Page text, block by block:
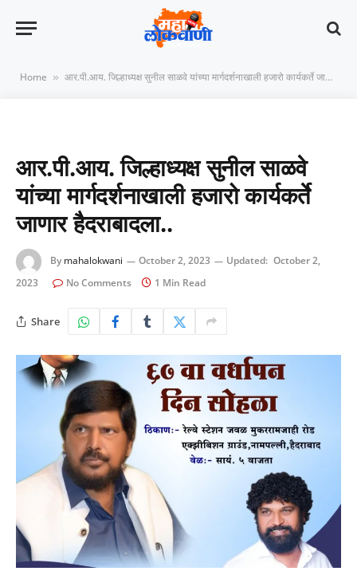
Home » आर.पी.आय. जिल्हाध्यक्ष सुनील साळवे यांच्या मार्गदर्शनाखाली हजारो कार्यकर्ते जाणार हैदराबादला..
आर.पी.आय. जिल्हाध्यक्ष सुनील साळवे
यांच्या मार्गदर्शनाखाली हजारो कार्यकर्ते
जाणार हैदराबादला..
By mahalokwani October 2, 2023 Updated: October 2,
2023
No Comments 1 Min Read
Share